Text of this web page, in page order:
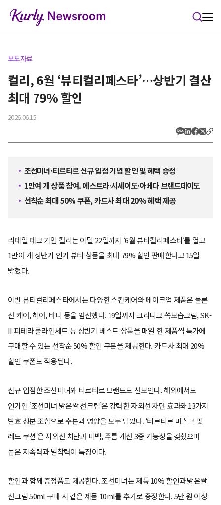
보도자료
컬리, 6월 ‘뷰티컬리페스타’…상반기 결산
최대 79% 할인
2026.06.15
조선미녀·티르티르 신규 입점 기념 할인 및 혜택 증정
1만여 개 상품 참여. 에스트라·시세이도·아베다 브랜드데이도
선착순 최대 50% 쿠폰, 카드사 최대 20% 혜택 제공
리테일 테크 기업 컬리는 이달 22일까지 ‘6월 뷰티컬리페스타’를 열고
1만여 개 상반기 인기 뷰티 상품을 최대 79% 할인 판매한다고 15일
밝혔다.
이번 뷰티컬리페스타에서는 다양한 스킨케어와 메이크업 제품은 물론
선 케어, 헤어, 바디 등을 엄선했다. 19일까지 크리니크 쏙보습크림, SK-
II 피테라 풀라인세트 등 상반기 베스트 상품을 매일 한 제품씩 특가에
구매할 수 있는 선착순 50% 할인 쿠폰을 제공한다. 카드사 최대 20%
할인 쿠폰도 적용된다.
신규 입점한 조선미녀와 티르티르 브랜드도 선보인다. 해외에서도
인기인 ‘조선미녀 맑은쌀 선크림’은 강력한 자외선 차단 효과와 13가지
발효 성분 조합으로 수분과 영양을 모두 담았다. ‘티르티르 마스크 핏
레드 쿠션’은 자외선 차단과 미백, 주름 개선 3중 기능성을 갖췄으며
높은 지속력과 밀착력이 특징이다.
할인과 함께 증정품도 제공한다. 조선미녀는 제품 10% 할인과 맑은쌀
선크림 50ml 구매 시 같은 제품 10ml를 추가로 증정한다. 5만 원 이상